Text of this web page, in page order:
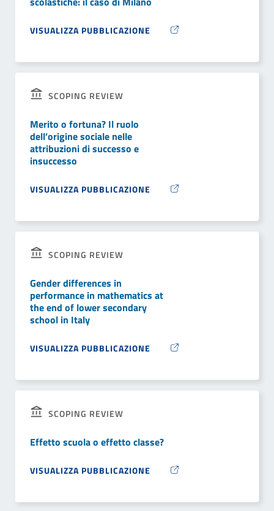
VISUALIZZA PUBBLICAZIONE
SCOPING REVIEW
Merito o fortuna? Il ruolo
dell’origine sociale nelle
attribuzioni di successo e
insuccesso
VISUALIZZA PUBBLICAZIONE
SCOPING REVIEW
Gender differences in
performance in mathematics at
the end of lower secondary
school in Italy
VISUALIZZA PUBBLICAZIONE
SCOPING REVIEW
Effetto scuola o effetto classe?
VISUALIZZA PUBBLICAZIONE